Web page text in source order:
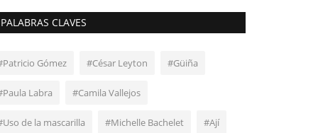
PALABRAS CLAVES
Gómez #César Leyton #Güiña
Labra #Camila Vallejos
de la mascarilla #Michelle Bachelet #Ají